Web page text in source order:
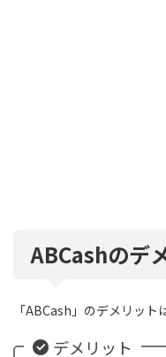
ABCashのデ
「ABCash」のデメリット
デメリット